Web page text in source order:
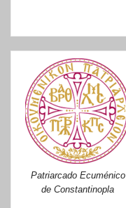
Patriarcado Ecuménico
de Constantinopla